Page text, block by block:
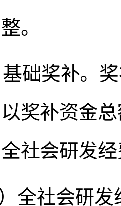
。
础奖补。
以奖补资金
社会研发
全社会研